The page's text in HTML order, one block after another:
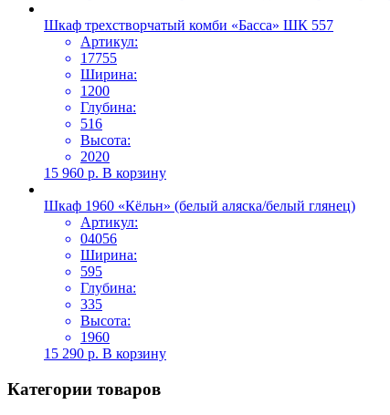
Шкаф трехстворчатый комби «Басса» ШК 557
Артикул:
17755
Ширина:
1200
Глубина:
516
Высота:
2020
15 960 р. В корзину
Шкаф 1960 «Кёльн» (белый аляска/белый глянец)
Артикул:
04056
Ширина:
595
Глубина:
335
Высота:
1960
15 290 р. В корзину
Категории товаров